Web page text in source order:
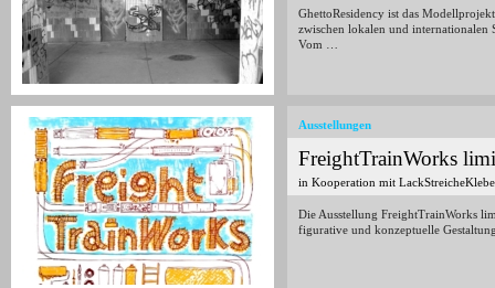
GhettoResidency ist das
zwischen lokalen und
Vom …
Ausstellungen
FreightTrainWorks
in Kooperation mit
Die Ausstellung FreightTrainWorks
figurative und konzeptuelle